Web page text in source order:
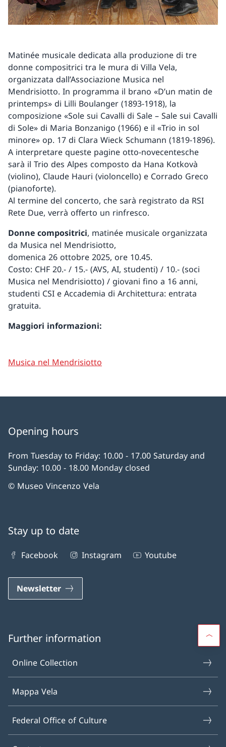
Matinée musicale dedicata alla produzione di tre
donne compositrici tra le mura di Villa Vela,
organizzata dall’Associazione Musica nel
Mendrisiotto. In programma il brano «D’un matin de
printemps» di Lilli Boulanger (1893-1918), la
composizione «Sole sui Cavalli di Sale – Sale sui Cavalli
di Sole» di Maria Bonzanigo (1966) e il «Trio in sol
minore» op. 17 di Clara Wieck Schumann (1819-1896).
A interpretare queste pagine otto-novecentesche
sarà il Trio des Alpes composto da Hana Kotkovà
(violino), Claude Hauri (violoncello) e Corrado Greco
(pianoforte).
Al termine del concerto, che sarà registrato da RSI
Rete Due, verrà offerto un rinfresco.
Donne compositrici, matinée musicale organizzata
da Musica nel Mendrisiotto,
domenica 26 ottobre 2025, ore 10.45.
Costo: CHF 20.- / 15.- (AVS, AI, studenti) / 10.- (soci
Musica nel Mendrisiotto) / giovani fino a 16 anni,
studenti CSI e Accademia di Architettura: entrata
gratuita.
Maggiori informazioni:
Musica nel Mendrisiotto
Opening hours
From Tuesday to Friday: 10.00 - 17.00 Saturday and
Sunday: 10.00 - 18.00 Monday closed
© Museo Vincenzo Vela
Stay up to date
Facebook Instagram Youtube
Newsletter
Further information
Online Collection
Mappa Vela
Federal Office of Culture